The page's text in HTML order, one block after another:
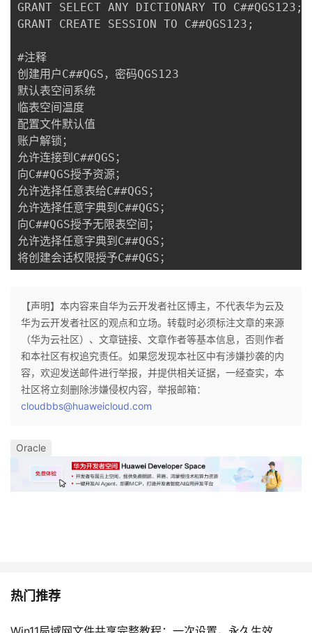
GRANT SELECT ANY DICTIONARY TO C##QGS123;
GRANT CREATE SESSION TO C##QGS123;
#注释
创建用户C##QGS，密码QGS123
默认表空间系统
临表空间温度
配置文件默认值
账户解锁；
允许连接到C##QGS；
向C##QGS授予资源；
允许选择任意表给C##QGS；
允许选择任意字典到C##QGS；
向C##QGS授予无限表空间；
允许选择任意字典到C##QGS；
将创建会话权限授予C##QGS；
【声明】本内容来自华为云开发者社区博主，不代表华为云及
华为云开发者社区的观点和立场。转载时必须标注文章的来源
（华为云社区）、文章链接、文章作者等基本信息，否则作者
和本社区有权追究责任。如果您发现本社区中有涉嫌抄袭的内
容，欢迎发送邮件进行举报，并提供相关证据，一经查实，本
社区将立刻删除涉嫌侵权内容，举报邮箱：
cloudbbs@huaweicloud.com
Oracle
热门推荐